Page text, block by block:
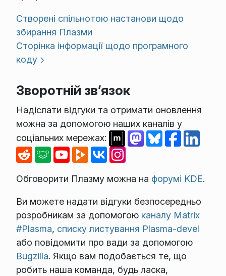
Створені спільнотою настанови щодо
збирання Плазми
Сторінка інформації щодо програмного
коду
Зворотній зв’язок
Надіслати відгуки та отримати оновлення
можна за допомогою наших каналів у
соціальних мережах:
Обговорити Плазму можна на форумі KDE.
Ви можете надати відгуки безпосередньо
розробникам за допомогою каналу Matrix
#Plasma, списку листування Plasma-devel
або повідомити про вади за допомогою
Bugzilla. Якщо вам подобається те, що
робить наша команда, будь ласка,